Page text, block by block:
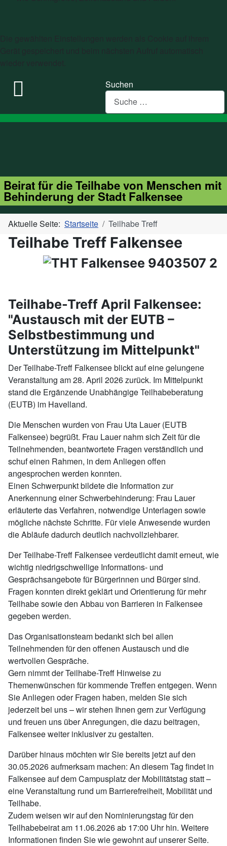
Suchen
Beirat für die Teilhabe von Menschen mit
Behinderung der Stadt Falkensee
Aktuelle Seite: Startseite Teilhabe Treff
Teilhabe Treff Falkensee
Teilhabe-Treff April Falkensee:
"Austausch mit der EUTB –
Selbstbestimmung und
Unterstützung im Mittelpunkt"
Der Teilhabe-Treff Falkensee blickt auf eine gelungene
Veranstaltung am 28. April 2026 zurück. Im Mittelpunkt
stand die Ergänzende Unabhängige Teilhabeberatung
(EUTB) im Havelland.
Die Menschen wurden von Frau Uta Lauer (EUTB
Falkensee) begrüßt. Frau Lauer nahm sich Zeit für die
Teilnehmenden, beantwortete Fragen verständlich und
schuf einen Rahmen, in dem Anliegen offen
angesprochen werden konnten.
Einen Schwerpunkt bildete die Information zur
Anerkennung einer Schwerbehinderung: Frau Lauer
erläuterte das Verfahren, notwendige Unterlagen sowie
mögliche nächste Schritte. Für viele Anwesende wurden
die Abläufe dadurch deutlich nachvollziehbarer.
Der Teilhabe-Treff Falkensee verdeutlicht damit erneut, wie
wichtig niedrigschwellige Informations- und
Gesprächsangebote für Bürgerinnen und Bürger sind.
Fragen konnten direkt geklärt und Orientierung für mehr
Teilhabe sowie den Abbau von Barrieren in Falkensee
gegeben werden.
Das Organisationsteam bedankt sich bei allen
Teilnehmenden für den offenen Austausch und die
wertvollen Gespräche.
Gern nimmt der Teilhabe-Treff Hinweise zu
Themenwünschen für kommende Treffen entgegen. Wenn
Sie Anliegen oder Fragen haben, melden Sie sich
jederzeit bei uns – wir stehen Ihnen gern zur Verfügung
und freuen uns über Anregungen, die dazu beitragen,
Falkensee weiter inklusiver zu gestalten.
Darüber hinaus möchten wir Sie bereits jetzt auf den
30.05.2026 aufmerksam machen: An diesem Tag findet in
Falkensee auf dem Campusplatz der Mobilitätstag statt –
eine Veranstaltung rund um Barrierefreiheit, Mobilität und
Teilhabe.
Zudem weisen wir auf den Nominierungstag für den
Teilhabebeirat am 11.06.2026 ab 17:00 Uhr hin. Weitere
Informationen finden Sie wie gewohnt auf unserer Seite.